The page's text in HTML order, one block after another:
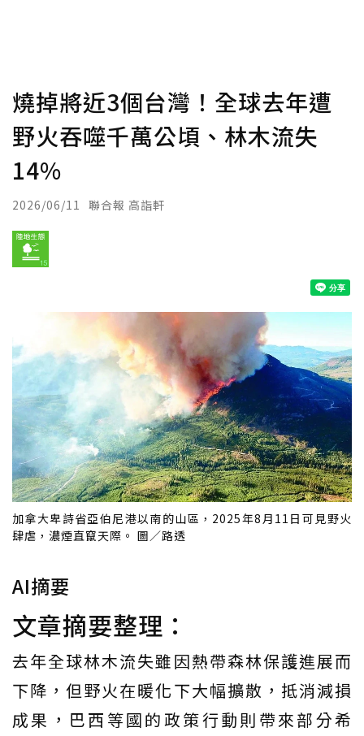
燒掉將近3個台灣！全球去年遭
野火吞噬千萬公頃、林木流失
14%
2026/06/11 聯合報 高詣軒
加拿大卑詩省亞伯尼港以南的山區，2025年8月11日可見野火
肆虐，濃煙直竄天際。 圖／路透
AI摘要
文章摘要整理：
去年全球林木流失雖因熱帶森林保護進展而
下降，但野火在暖化下大幅擴散，抵消減損
成果，巴西等國的政策行動則帶來部分希